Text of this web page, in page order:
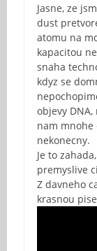
Jasne, ze
dust
atomu na
kapacitou
snaha
kdyz se
objevy
nam mnohe
nekonecny.
Je to
premyslive
Z davneho
krasnou